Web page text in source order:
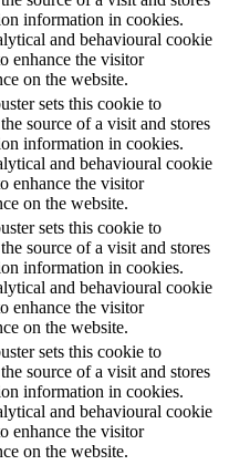
information in cookies.
and behavioural cookie
enhance the visitor
on the website.
sets this cookie to
source of a visit and stores
information in cookies.
and behavioural cookie
enhance the visitor
on the website.
sets this cookie to
source of a visit and stores
information in cookies.
and behavioural cookie
enhance the visitor
on the website.
sets this cookie to
source of a visit and stores
information in cookies.
and behavioural cookie
enhance the visitor
on the website.